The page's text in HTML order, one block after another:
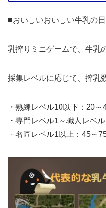
■おいしいおいしい牛乳の
乳搾りミニゲームで、牛乳
採集レベルに応じて、搾乳
・熟練レベル10以下：20～
・専門レベル1～職人レベ
・名匠レベル1以上：45～